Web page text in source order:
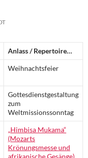
Anlass / Repertoire…
Weihnachtsfeier
Gottesdienstgestaltung
zum
Weltmissionssonntag
„Himbisa Mukama“
(Mozarts
Krönungsmesse und